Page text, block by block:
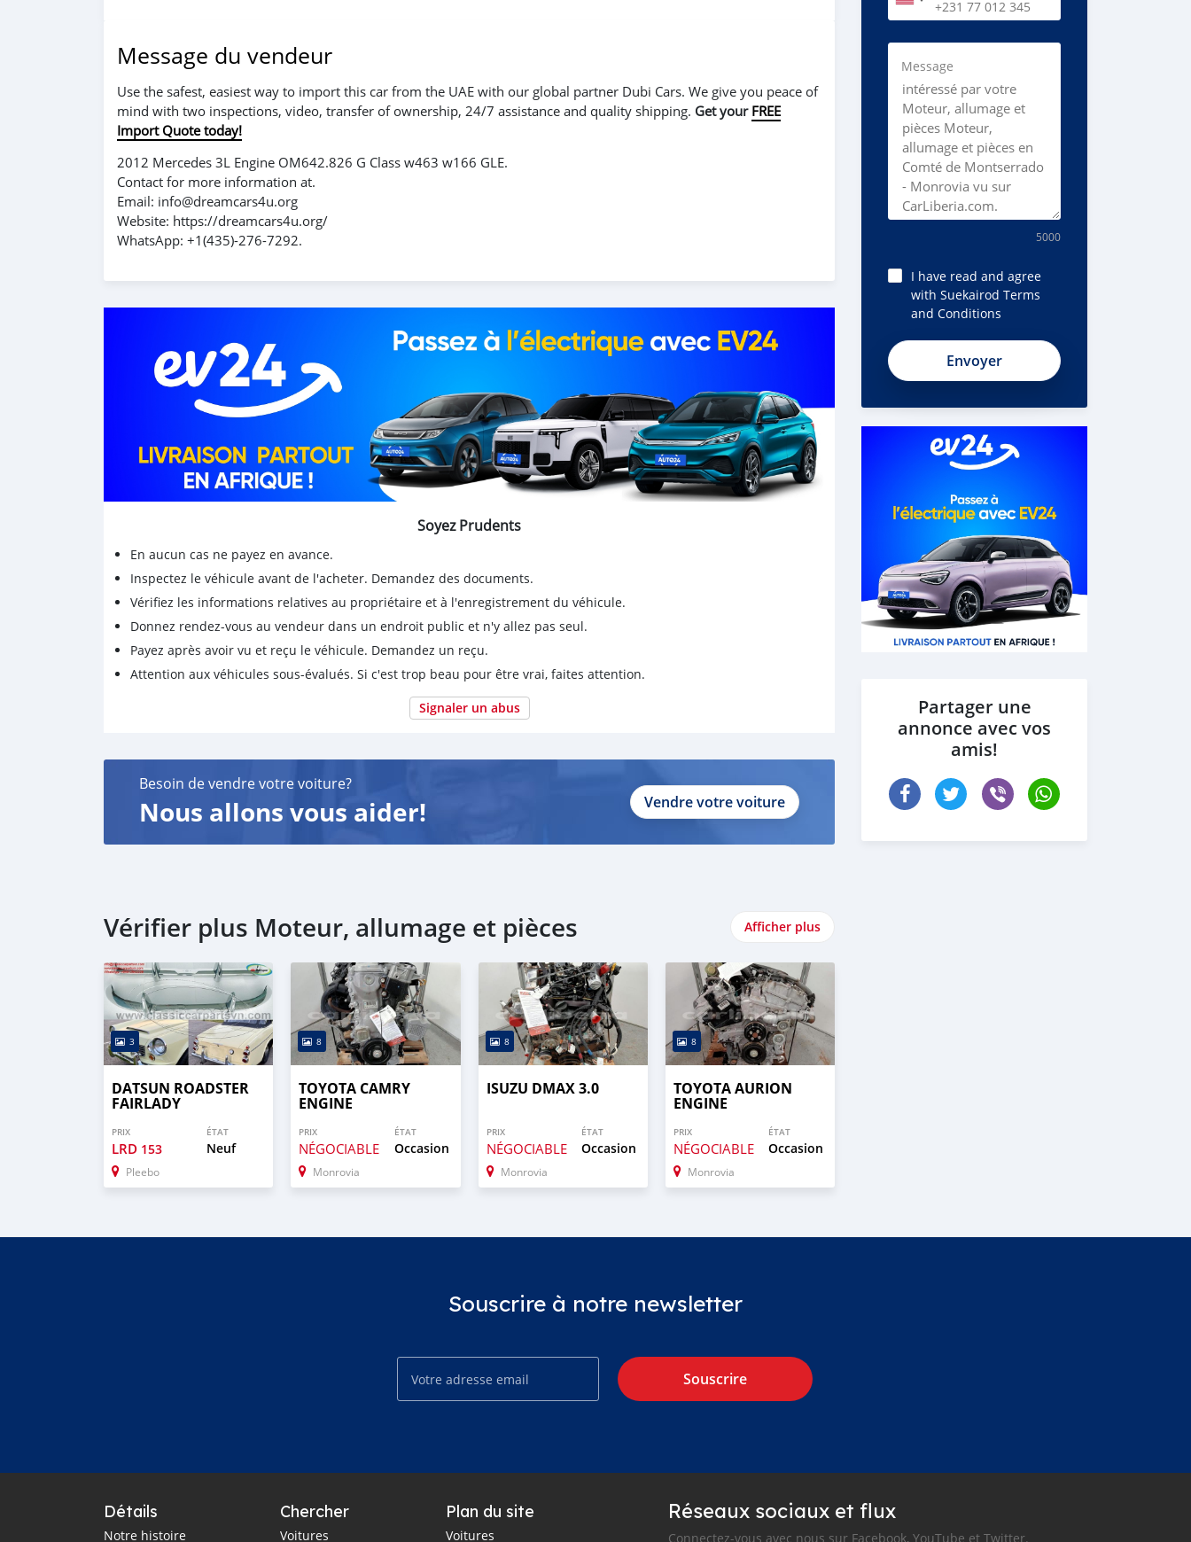
Message du vendeur
Use the safest, easiest way to import this car from the UAE with our global partner Dubi Cars. We give you peace of
mind with two inspections, video, transfer of ownership, 24/7 assistance and quality shipping. Get your FREE
Import Quote today!
2012 Mercedes 3L Engine OM642.826 G Class w463 w166 GLE.
Contact for more information at.
Email: info@dreamcars4u.org
Website: https://dreamcars4u.org/
WhatsApp: +1(435)-276-7292.
Soyez Prudents
En aucun cas ne payez en avance.
Inspectez le véhicule avant de l'acheter. Demandez des documents.
Vérifiez les informations relatives au propriétaire et à l'enregistrement du véhicule.
Donnez rendez-vous au vendeur dans un endroit public et n'y allez pas seul.
Payez après avoir vu et reçu le véhicule. Demandez un reçu.
Attention aux véhicules sous-évalués. Si c'est trop beau pour être vrai, faites attention.
Signaler un abus
Besoin de vendre votre voiture?
Nous allons vous aider! Vendre votre voiture
Vérifier plus Moteur, allumage et pièces Afficher plus
3
DATSUN ROADSTER
FAIRLADY
PRIX
LRD 153
ÉTAT
Neuf
Pleebo
8
TOYOTA CAMRY
ENGINE
PRIX
NÉGOCIABLE
ÉTAT
Occasion
Monrovia
8
ISUZU DMAX 3.0
PRIX
NÉGOCIABLE
ÉTAT
Occasion
Monrovia
8
TOYOTA AURION
ENGINE
PRIX
NÉGOCIABLE
ÉTAT
Occasion
Monrovia
Message
5000
I have read and agree
with Suekairod Terms
and Conditions
Partager une
annonce avec vos
amis!
Souscrire à notre newsletter
Souscrire
Détails
Notre histoire
Chercher
Voitures
Plan du site
Voitures
Réseaux sociaux et flux
Connectez-vous avec nous sur Facebook, YouTube et Twitter.